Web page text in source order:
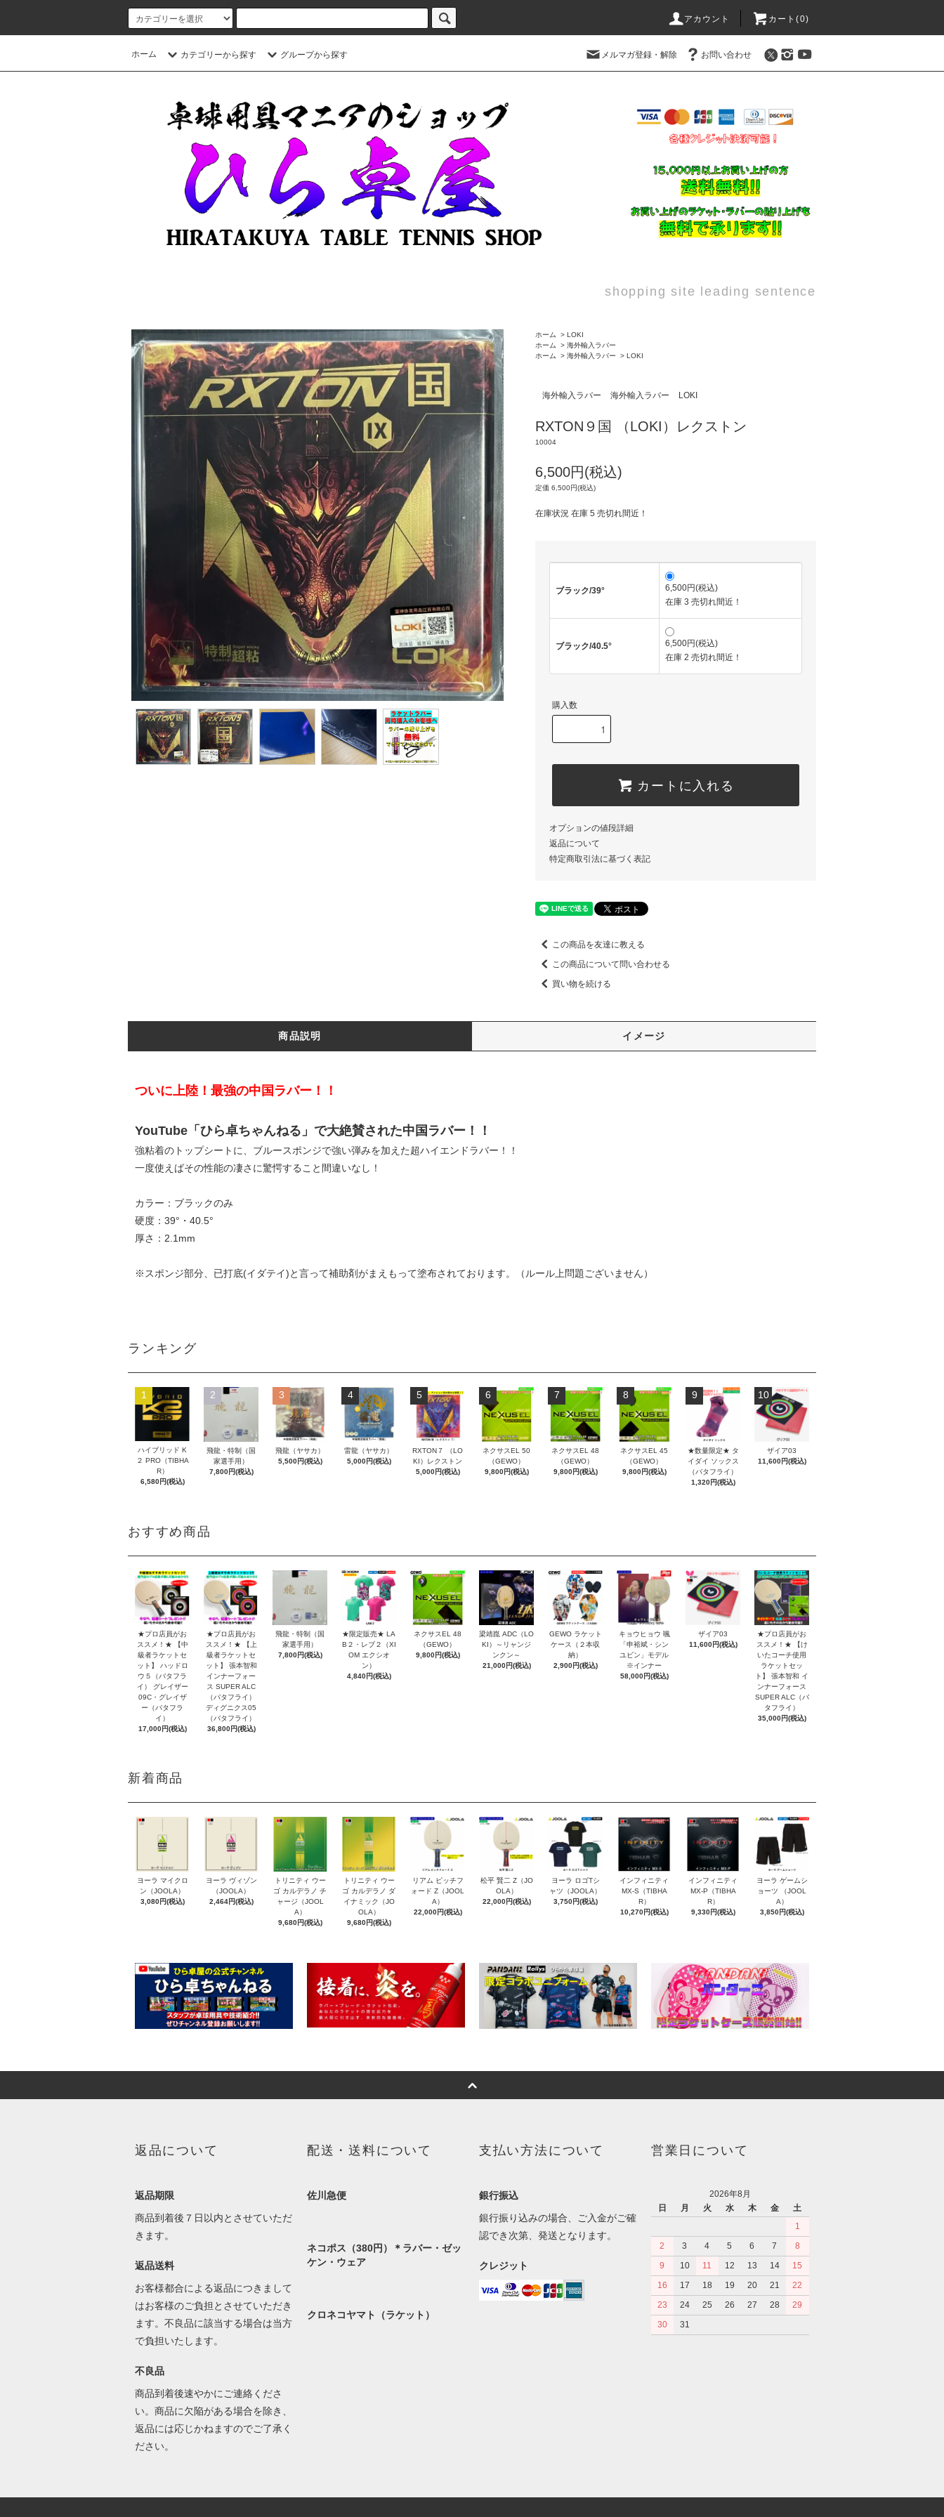
アカウント カート(0)
ホーム カテゴリーから探す グループから探す メルマガ登録・解除 お問い合わせ
shopping site leading sentence
ホーム > LOKI
ホーム
> 海外輸入ラバー
ホーム
> 海外輸入ラバー > LOKI
海外輸入ラバー 海外輸入ラバー LOKI
RXTON９国 （LOKI）レクストン
10004
6,500円(税込)
定価 6,500円(税込)
在庫状況 在庫 5 売切れ間近！
ブラック/39°
6,500円(税込)
在庫 3 売切れ間近！
ブラック/40.5°
6,500円(税込)
在庫 2 売切れ間近！
購入数
カートに入れる
オプションの値段詳細
返品について
特定商取引法に基づく表記
この商品を友達に教える
この商品について問い合わせる
買い物を続ける
商品説明 イメージ
ついに上陸！最強の中国ラバー！！
YouTube「ひら卓ちゃんねる」で大絶賛された中国ラバー！！
強粘着のトップシートに、ブルースポンジで強い弾みを加えた超ハイエンドラバー！！
一度使えばその性能の凄さに驚愕すること間違いなし！
カラー：ブラックのみ
硬度：39°・40.5°
厚さ：2.1mm
※スポンジ部分、已打底(イダテイ)と言って補助剤がまえもって塗布されております。（ルール上問題ございません）
ランキング
1
ハイブリッド K
２ PRO（TIBHA
R）
6,580円(税込)
2
飛龍・特制（国
家選手用）
7,800円(税込)
3
飛龍（ヤサカ）
5,500円(税込)
4
雷龍（ヤサカ）
5,000円(税込)
5
RXTON７ （LO
KI）レクストン
5,000円(税込)
6
ネクサスEL 50
（GEWO）
9,800円(税込)
7
ネクサスEL 48
（GEWO）
9,800円(税込)
8
ネクサスEL 45
（GEWO）
9,800円(税込)
9
★数量限定★ タ
イダイ ソックス
（バタフライ）
1,320円(税込)
10
ザイア03
11,600円(税込)
おすすめ商品
★プロ店員がお
ススメ！★ 【中
級者ラケットセ
ット】 ハッドロ
ウ５（バタフラ
イ） グレイザー
09C・グレイザ
ー（バタフラ
イ）
17,000円(税込)
★プロ店員がお
ススメ！★ 【上
級者ラケットセ
ット】 張本智和
インナーフォー
ス SUPER ALC
（バタフライ）
ディグニクス05
（バタフライ）
36,800円(税込)
飛龍・特制（国
家選手用）
7,800円(税込)
★限定販売★ LA
B２・レブ２（XI
OM エクシオ
ン）
4,840円(税込)
ネクサスEL 48
（GEWO）
9,800円(税込)
梁靖崑 ADC（LO
KI）～リャンジ
ンクン～
21,000円(税込)
GEWO ラケット
ケース（２本収
納）
2,900円(税込)
キョウヒョウ 颯
「申裕斌・シン
ユビン」モデル
※インナー
58,000円(税込)
ザイア03
11,600円(税込)
★プロ店員がお
ススメ！★ 【け
いたコーチ使用
ラケットセッ
ト】 張本智和 イ
ンナーフォース
SUPER ALC（バ
タフライ）
35,000円(税込)
新着商品
ヨーラ マイクロ
ン（JOOLA）
3,080円(税込)
ヨーラ ヴィゾン
（JOOLA）
2,464円(税込)
トリニティ ウー
ゴ カルデラノ チ
ャージ（JOOL
A）
9,680円(税込)
トリニティ ウー
ゴ カルデラノ ダ
イナミック（JO
OLA）
9,680円(税込)
リアム ピッチフ
ォード Z（JOOL
A）
22,000円(税込)
松平 賢二 Z（JO
OLA）
22,000円(税込)
ヨーラ ロゴTシ
ャツ（JOOLA）
3,750円(税込)
インフィニティ
MX-S（TIBHA
R）
10,270円(税込)
インフィニティ
MX-P（TIBHA
R）
9,330円(税込)
ヨーラ ゲームシ
ョーツ （JOOL
A）
3,850円(税込)
返品について
返品期限
商品到着後７日以内とさせていただ
きます。
返品送料
お客様都合による返品につきまして
はお客様のご負担とさせていただき
ます。不良品に該当する場合は当方
で負担いたします。
不良品
商品到着後速やかにご連絡くださ
い。商品に欠陥がある場合を除き、
返品には応じかねますのでご了承く
ださい。
配送・送料について
佐川急便
ネコポス（380円）＊ラバー・ゼッ
ケン・ウェア
クロネコヤマト（ラケット）
支払い方法について
銀行振込
銀行振り込みの場合、ご入金がご確
認でき次第、発送となります。
クレジット
営業日について
2026年8月
日
月 火 水 木 金
土
1
2
3 4 5 6 7
8
9
10 11 12 13 14
15
16
17 18 19 20 21
22
23
24 25 26 27 28
29
30
31